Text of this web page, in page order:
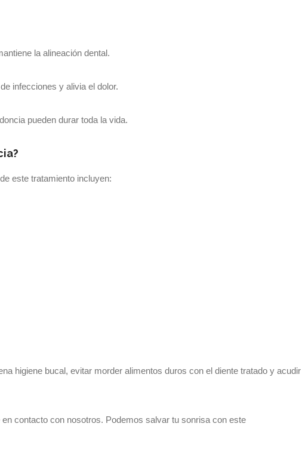
la alineación dental.
infecciones y alivia el dolor.
pueden durar toda la vida.
este tratamiento incluyen:
higiene bucal, evitar morder alimentos duros con el diente tratado y acudir
contacto con nosotros. Podemos salvar tu sonrisa con este